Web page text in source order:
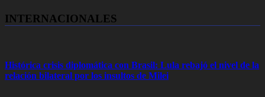
INTERNACIONALES
Histórica crisis diplomática con Brasil: Lula rebajó el nivel de la
relación bilateral por los insultos de Milei